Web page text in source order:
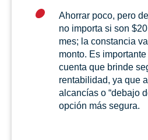
Ahorrar poco, pero
no importa si son
mes; la constancia
monto. Es
cuenta que brinde
rentabilidad, ya que
alcancías o “debajo
opción más segura.